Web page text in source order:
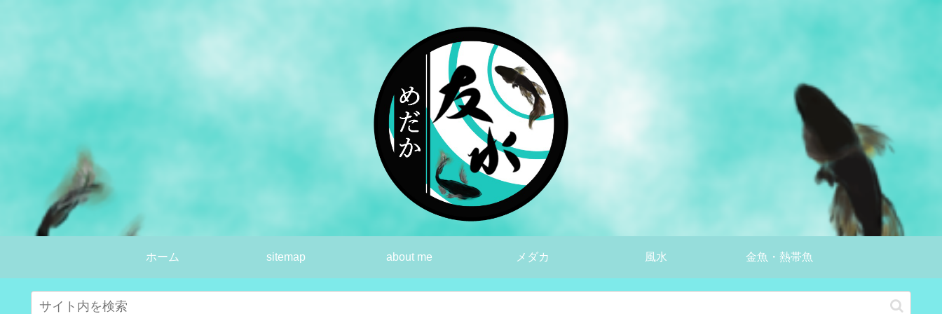
ホーム sitemap about me メダカ 風水 金魚・熱帯魚